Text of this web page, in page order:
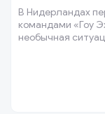
В Нидерландах
командами «Гоу
необычная